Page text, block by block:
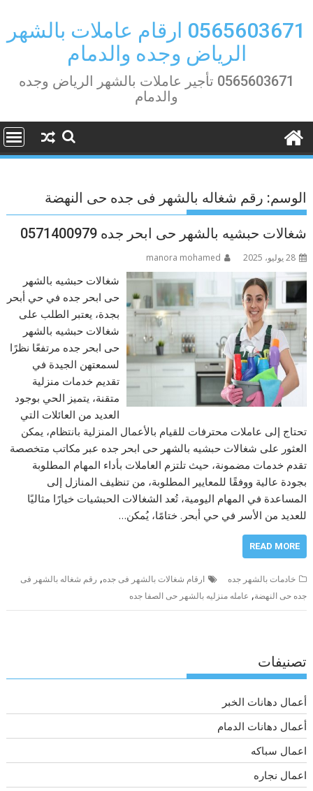
content
0565603671 ارقام عاملات بالشهر
الرياض وجده والدمام
0565603671 تأجير عاملات بالشهر الرياض وجده
والدمام
الوسم: رقم شغاله بالشهر فى جده حى النهضة
شغالات حبشيه بالشهر حى ابحر جده 0571400979
28 يوليو، 2025 manora mohamed
شغالات حبشيه بالشهر
حى ابحر جده في حي أبحر
بجدة، يعتبر الطلب على
شغالات حبشيه بالشهر
حى ابحر جده مرتفعًا نظرًا
لسمعتهن الجيدة في
تقديم خدمات منزلية
متقنة، يتميز الحي بوجود
العديد من العائلات التي
تحتاج إلى عاملات محترفات للقيام بالأعمال المنزلية بانتظام، يمكن
العثور على شغالات حبشيه بالشهر حى ابحر جده عبر مكاتب متخصصة
تقدم خدمات مضمونة، حيث تلتزم العاملات بأداء المهام المطلوبة
بجودة عالية ووفقًا للمعايير المطلوبة، من تنظيف المنازل إلى
المساعدة في المهام اليومية، تُعد الشغالات الحبشيات خيارًا مثاليًا
للعديد من الأسر في حي أبحر. ختامًا، يُمكن…
READ MORE
خادمات بالشهر جده ارقام شغالات بالشهر فى جده, رقم شغاله بالشهر فى
جده حى النهضة, عامله منزليه بالشهر حى الصفا جده
تصنيفات
أعمال دهانات الخبر
أعمال دهانات الدمام
اعمال سباكه
اعمال نجاره